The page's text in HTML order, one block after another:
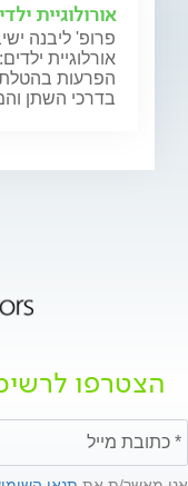
אורולוגיית
פרופ' ליבנה
אורלוגיית
הפרעות בהטלת
בדרכי השתן
הצטרפו